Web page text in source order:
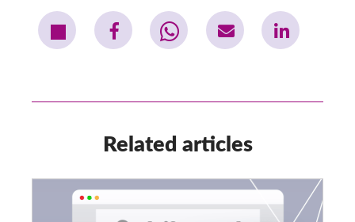
Related articles